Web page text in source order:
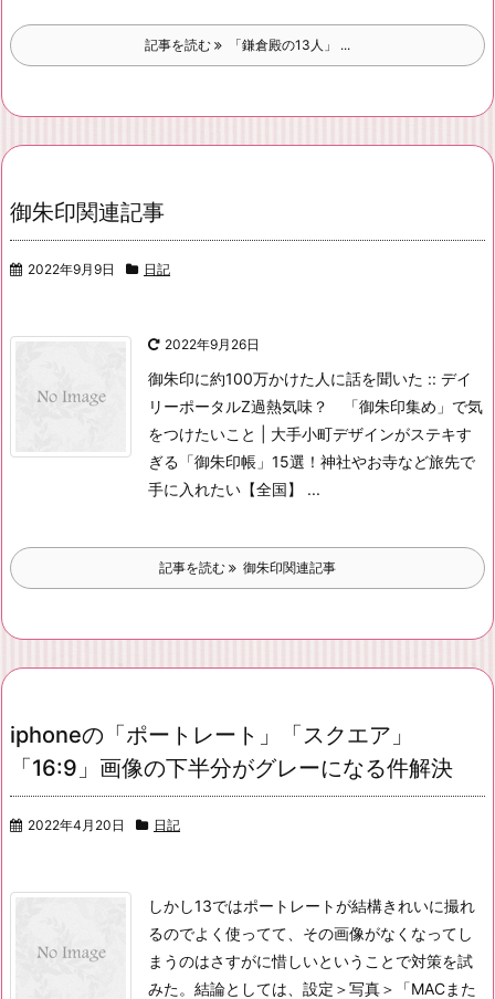
記事を読む 「鎌倉殿の13人」 ...
御朱印関連記事
2022年9月9日 日記
2022年9月26日
御朱印に約100万かけた人に話を聞いた :: デイ
リーポータルZ過熱気味？ 「御朱印集め」で気
をつけたいこと | 大手小町デザインがステキす
ぎる「御朱印帳」15選！神社やお寺など旅先で
手に入れたい【全国】 ...
記事を読む 御朱印関連記事
iphoneの「ポートレート」「スクエア」
「16:9」画像の下半分がグレーになる件解決
2022年4月20日 日記
しかし13ではポートレートが結構きれいに撮れ
るのでよく使ってて、その画像がなくなってし
まうのはさすがに惜しいということで対策を試
みた。 結論としては、設定＞写真＞「MACまた